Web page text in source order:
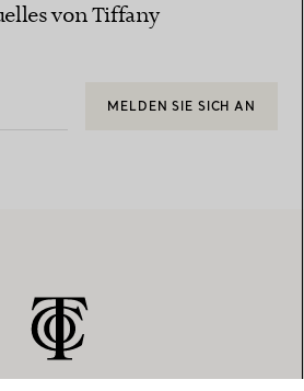
von Tiffany
MELDEN SIE SICH AN